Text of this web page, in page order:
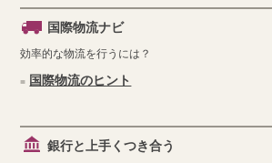
国際物流ナビ
効率的な物流を行うには？
国際物流のヒント
銀行と上手くつき合う